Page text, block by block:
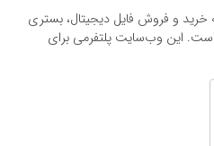
خرید و فروش فایل دیجیتال، بستری
است. این وب‌سایت‌ پلتفرمی برای
می‌کند تا به راحتی محصولات
باکیفیت برای پیشبرد
محصولات دیجیتال از انواع فایل های